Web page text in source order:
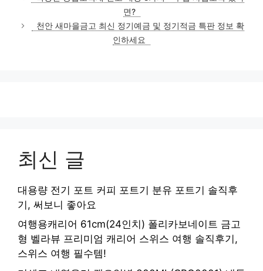
고
리
면?
천안 새마을금고 최신 정기예금 및 정기적금 특판 정보 확
인하세요
최신 글
대용량 전기 포트 커피 포트기 분유 포트기 솔직후
기, 써보니 좋아요
여행용캐리어 61cm(24인치) 폴리카보네이트 금고
형 벨라뷰 프리미엄 캐리어 스위스 여행 솔직후기,
스위스 여행 필수템!